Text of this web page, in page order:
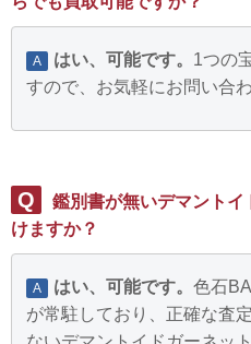
A はい、可能です。 1つの
すので、お気軽にお問い合
Q
鑑別書が無いデマント
けますか？
A はい、可能です。 色石
が常駐しており、正確な査